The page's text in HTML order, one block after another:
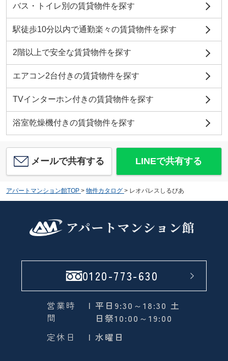
バス・トイレ別の賃貸物件を探す
駅徒歩10分以内で通勤楽々の賃貸物件を探す
2階以上で安全な賃貸物件を探す
エアコン2台付きの賃貸物件を探す
TVインターホン付きの賃貸物件を探す
浴室乾燥機付きの賃貸物件を探す
メールで共有する LINEで共有する
アパートマンション館TOP > 物件カタログ > レオパレスしるびあ
0120-773-630
営業時
間
| 平日9:30～18:30 土
日祭10:00～19:00
定休日
| 水曜日